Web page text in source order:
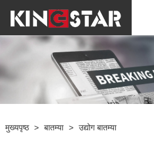
मुख्यपृष्ठ > बातम्या > उद्योग बातम्या